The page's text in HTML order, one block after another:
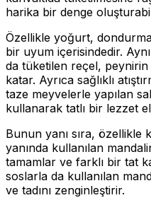
harika bir denge
Özellikle yoğurt,
bir uyum içerisindedir.
da tüketilen reçel, peynirin
katar. Ayrıca sağlıklı
taze meyvelerle yapılan
kullanarak tatlı bir lezzet
Bunun yanı sıra, özellikle
yanında kullanılan
tamamlar ve farklı bir tat
soslarla da kullanılan
ve tadını zenginleştirir.